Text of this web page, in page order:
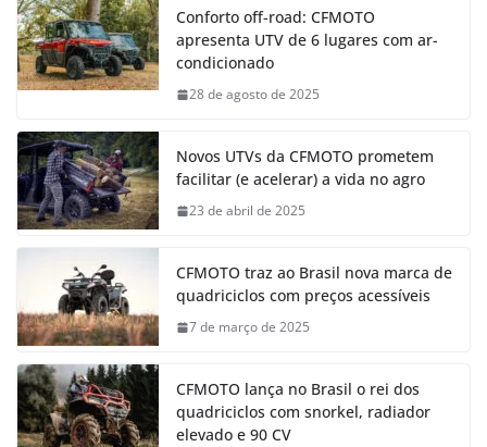
Conforto off-road: CFMOTO
apresenta UTV de 6 lugares com ar-
condicionado
28 de agosto de 2025
Novos UTVs da CFMOTO prometem
facilitar (e acelerar) a vida no agro
23 de abril de 2025
CFMOTO traz ao Brasil nova marca de
quadriciclos com preços acessíveis
7 de março de 2025
CFMOTO lança no Brasil o rei dos
quadriciclos com snorkel, radiador
elevado e 90 CV